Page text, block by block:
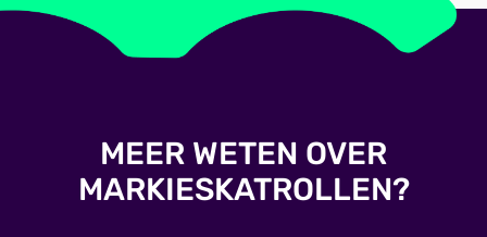
MEER WETEN OVER
MARKIESKATROLLEN?